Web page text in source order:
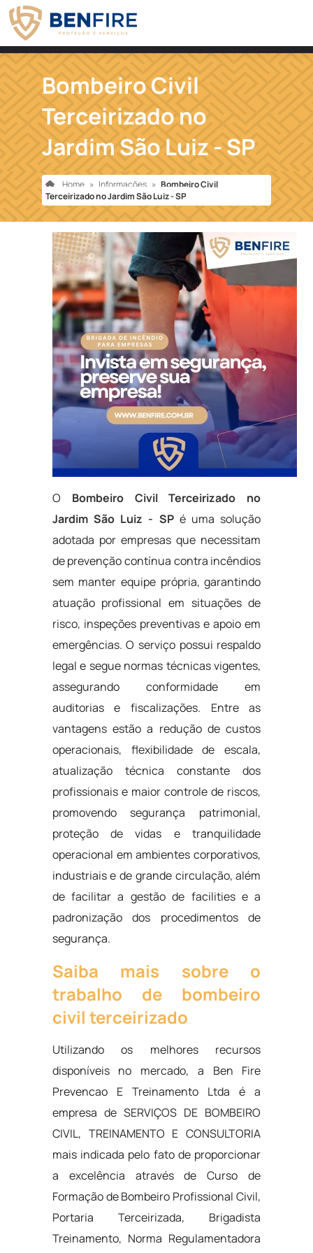
Bombeiro Civil
Terceirizado no
Jardim São Luiz - SP
Home » Informações » Bombeiro Civil
Terceirizado no Jardim São Luiz - SP
O Bombeiro Civil Terceirizado no
Jardim São Luiz - SPé uma solução
adotada por empresas que necessitam
de prevenção contínua contra incêndios
sem manter equipe própria, garantindo
atuação profissional em situações de
risco, inspeções preventivas e apoio em
emergências. O serviço possui respaldo
legal e segue normas técnicas vigentes,
assegurando conformidade em
auditorias e fiscalizações. Entre as
vantagens estão a redução de custos
operacionais, flexibilidade de escala,
atualização técnica constante dos
profissionais e maior controle de riscos,
promovendo segurança patrimonial,
proteção de vidas e tranquilidade
operacional em ambientes corporativos,
industriais e de grande circulação, além
de facilitar a gestão de facilities e a
padronização dos procedimentos de
segurança.
Saiba mais sobre o
trabalho de bombeiro
civil terceirizado
Utilizando os melhores recursos
disponíveis no mercado, a Ben Fire
Prevencao E Treinamento Ltda é a
empresa de SERVIÇOS DE BOMBEIRO
CIVIL, TREINAMENTO E CONSULTORIA
mais indicada pelo fato de proporcionar
a excelência através de Curso de
Formação de Bombeiro Profissional Civil,
Portaria Terceirizada, Brigadista
Treinamento, Norma Regulamentadora